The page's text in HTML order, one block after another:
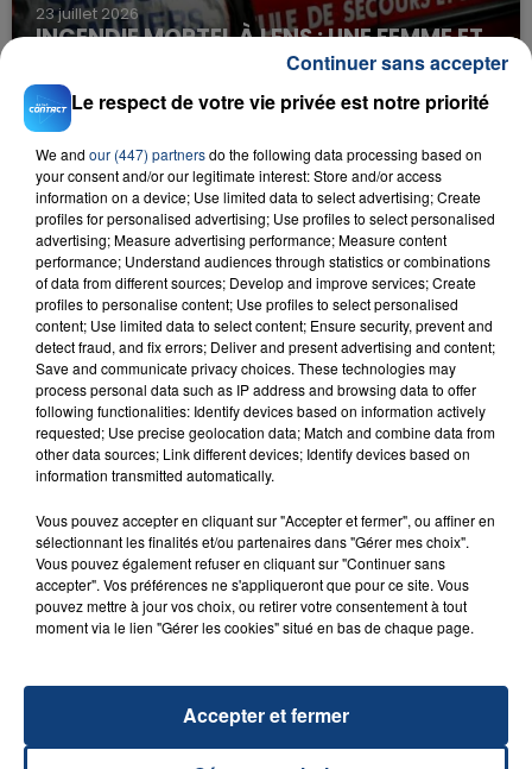
23 juillet 2026
INCENDIE MORTEL À LENS : UNE FEMME ET
SON BÉBÉ ENTRE LA VIE ET LA...
Un homme s'est immolé par le feu après avoir
aspergé sa compagne et leur bébé de trois mois
d'un liquide inflammable.
20 juillet 2026
UNE ADOLESCENTE DEVANT SE FAIRE
OPÉRER DE LA CHEVILLE RESSORT DE LA...
La famille a porté plainte contre la clinique qui a
reconnu sa responsabilité et présenté ses
excuses.
TITRES DIFFUSÉS
7h19
7h19 7h16
7h16
Le respect de votre vie privée est notre priorité
We and our (447) partnersdo the following data processing based on
your consent and/or our legitimate interest: Store and/or access
information on a device; Use limited data to select advertising; Create
profiles for personalised advertising; Use profiles to select personalised
advertising; Measure advertising performance; Measure content
performance; Understand audiences through statistics or combinations
of data from different sources; Develop and improve services; Create
profiles to personalise content; Use profiles to select personalised
content; Use limited data to select content; Ensure security, prevent and
detect fraud, and fix errors; Deliver and present advertising and content;
Save and communicate privacy choices. These technologies may
process personal data such as IP address and browsing data to offer
following functionalities: Identify devices based on information actively
requested; Use precise geolocation data; Match and combine data from
other data sources; Link different devices; Identify devices based on
information transmitted automatically.
Vous pouvez accepter en cliquant sur "Accepter et fermer", ou affiner en
sélectionnant les finalités et/ou partenaires dans "Gérer mes choix".
Vous pouvez également refuser en cliquant sur "Continuer sans
accepter". Vos préférences ne s'appliqueront que pour ce site. Vous
pouvez mettre à jour vos choix, ou retirer votre consentement à tout
moment via le lien "Gérer les cookies" situé en bas de chaque page.
Accepter et fermer
Continuer sans accepter